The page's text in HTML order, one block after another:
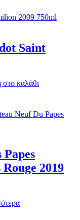
Saint
καλάθι
Papes
2019